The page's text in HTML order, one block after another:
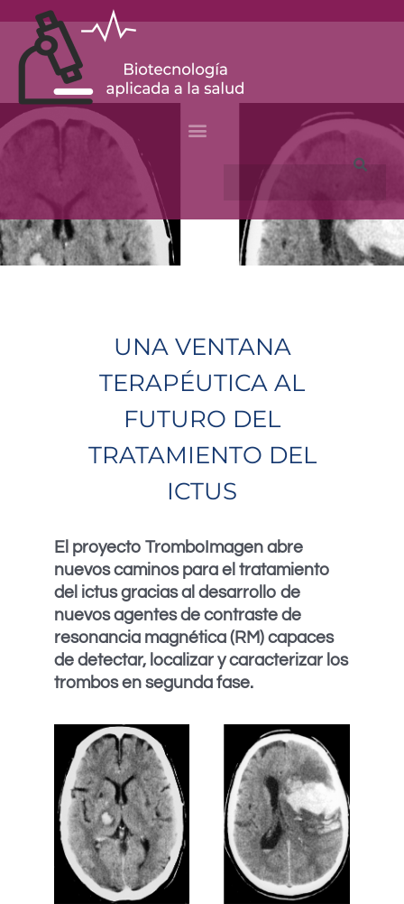
content
Search
UNA VENTANA
TERAPÉUTICA AL
FUTURO DEL
TRATAMIENTO DEL
ICTUS
El proyecto TromboImagen abre
nuevos caminos para el tratamiento
del ictus gracias al desarrollo de
nuevos agentes de contraste de
resonancia magnética (RM) capaces
de detectar, localizar y caracterizar los
trombos en segunda fase.